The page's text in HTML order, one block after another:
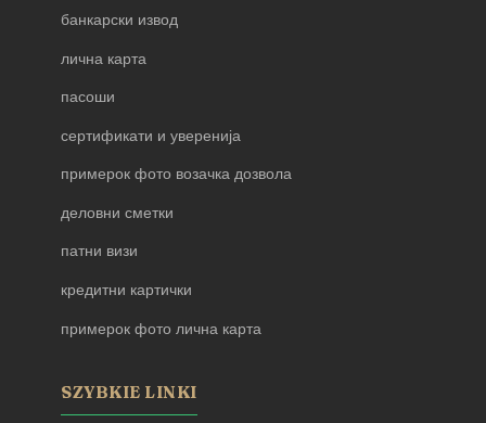
банкарски извод
лична карта
пасоши
сертификати и уверенија
примерок фото возачка дозвола
деловни сметки
патни визи
кредитни картички
примерок фото лична карта
SZYBKIE LINKI